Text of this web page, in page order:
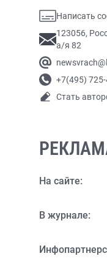
Написать
123056,
а/я 82
+7(495)
Стать
На сайте:
В журнале: